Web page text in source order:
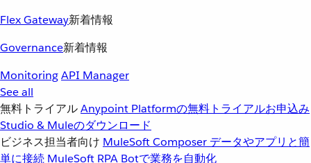
Flex Gateway新着情報
Governance新着情報
MonitoringAPI Manager
See all
無料トライアルAnypoint Platformの無料トライアルお申込み
Studio & Muleのダウンロード
ビジネス担当者向け MuleSoft Composer データやアプリと簡
単に接続 MuleSoft RPA Botで業務を自動化